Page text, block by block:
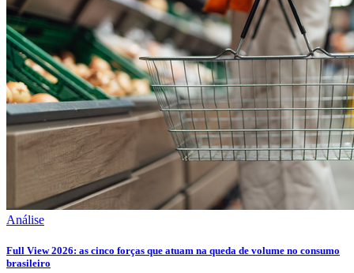
Análise
Full View 2026: as cinco forças que atuam na queda de volume no consumo
brasileiro